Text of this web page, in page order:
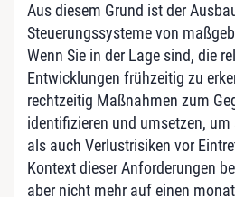
Aus diesem Grund ist der
Steuerungssysteme von
Wenn Sie in der Lage sind, die
Entwicklungen frühzeitig zu
rechtzeitig Maßnahmen zum
identifizieren und umsetzen, um
als auch Verlustrisiken vor
Kontext dieser Anforderungen
aber nicht mehr auf einen